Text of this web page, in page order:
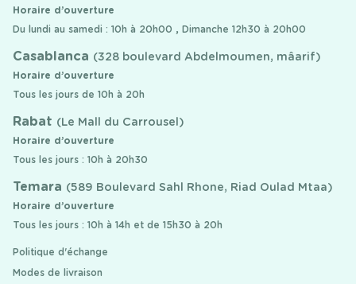
Horaire d’ouverture
Du lundi au samedi : 10h à 20h00 , Dimanche 12h30 à 20h00
Casablanca (328 boulevard Abdelmoumen, mâarif)
Horaire d’ouverture
Tous les jours de 10h à 20h
Rabat (Le Mall du Carrousel)
Horaire d’ouverture
Tous les jours : 10h à 20h30
Temara (589 Boulevard Sahl Rhone, Riad Oulad Mtaa)
Horaire d’ouverture
Tous les jours : 10h à 14h et de 15h30 à 20h
Politique d'échange
Modes de livraison